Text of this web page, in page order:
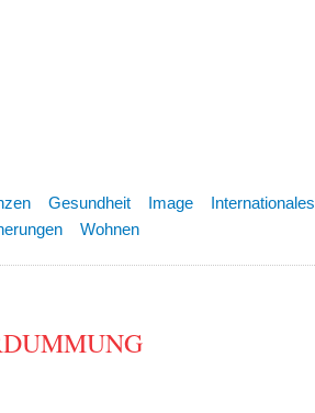
Gesundheit Image Internationales
Wohnen